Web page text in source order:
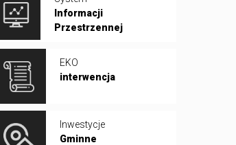
Informacji
Przestrzennej
EKO
interwencja
Inwestycje
Gminne